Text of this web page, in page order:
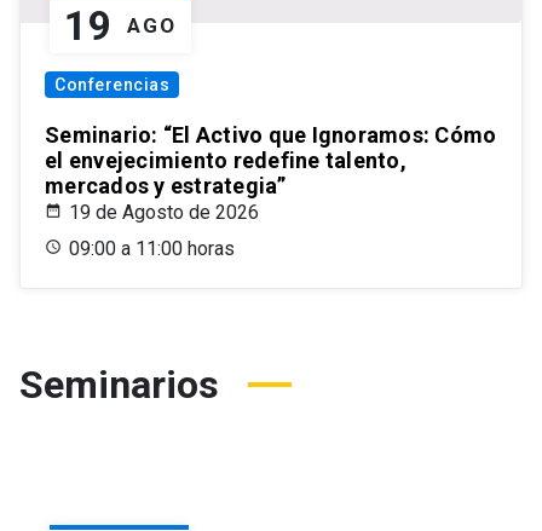
19 AGO
Conferencias
Seminario: “El Activo que Ignoramos: Cómo
el envejecimiento redefine talento,
mercados y estrategia”
19 de Agosto de 2026
09:00 a 11:00 horas
Seminarios